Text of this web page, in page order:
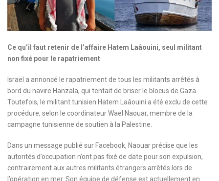
Ce qu’il faut retenir de l’affaire Hatem Laâouini, seul militant
non fixé pour le rapatriement
Israël a annoncé le rapatriement de tous les militants arrêtés à
bord du navire Hanzala, qui tentait de briser le blocus de Gaza.
Toutefois, le militant tunisien Hatem Laâouini a été exclu de cette
procédure, selon le coordinateur Wael Naouar, membre de la
campagne tunisienne de soutien à la Palestine.
Dans un message publié sur Facebook, Naouar précise que les
autorités d’occupation n’ont pas fixé de date pour son expulsion,
contrairement aux autres militants étrangers arrêtés lors de
l’opération en mer. Son équipe de défense est actuellement en